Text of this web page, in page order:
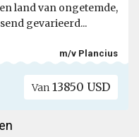
land van ongetemde,
gevarieerd...
m/v Plancius
Van 13850 USD